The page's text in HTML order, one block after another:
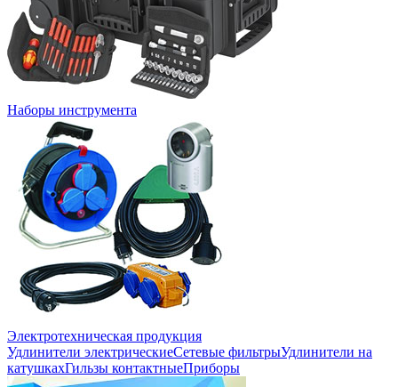
Наборы инструмента
Электротехническая продукция
Удлинители электрическиеСетевые фильтрыУдлинители на
катушкахГильзы контактныеПриборы